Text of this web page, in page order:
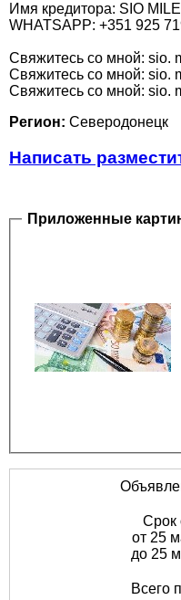
Имя кредитора: SIO
WHATSAPP: +351 925
Cвяжитесь со мной: sio.
Cвяжитесь со мной: sio.
Cвяжитесь со мной: sio.
Регион: Северодонецк
Написать
Приложенные
Срок
от 25
до 25
Всего